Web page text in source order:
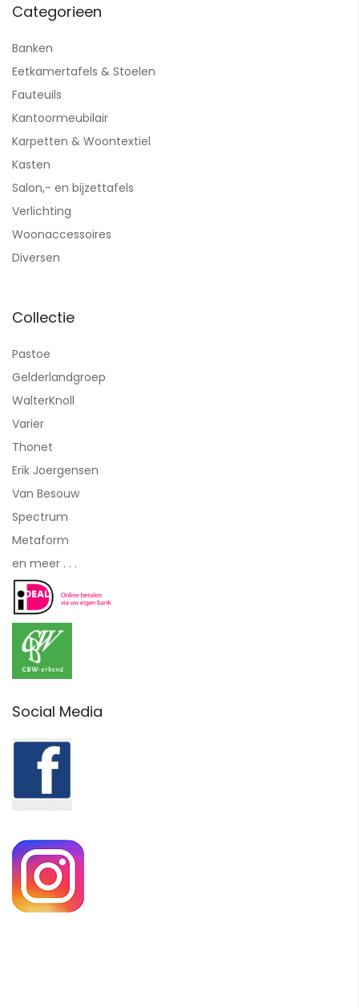
Categorieen
Banken
Eetkamertafels & Stoelen
Fauteuils
Kantoormeubilair
Karpetten & Woontextiel
Kasten
Salon,- en bijzettafels
Verlichting
Woonaccessoires
Diversen
Collectie
Pastoe
Gelderlandgroep
WalterKnoll
Varier
Thonet
Erik Joergensen
Van Besouw
Spectrum
Metaform
en meer . . .
Social Media